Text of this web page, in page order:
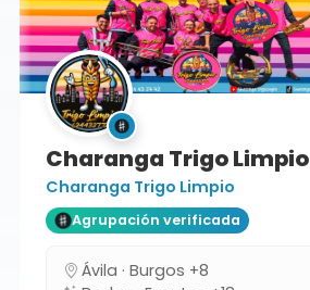
Charanga Trigo Limpio
Charanga Trigo Limpio
Agrupación verificada
Ávila · Burgos +8